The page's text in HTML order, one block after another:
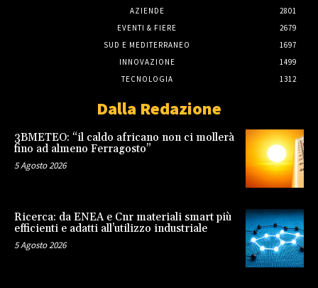
AZIENDE
2801
EVENTI & FIERE
2679
SUD E MEDITERRANEO
1697
INNOVAZIONE
1499
TECNOLOGIA
1312
Dalla Redazione
3BMETEO: “il caldo africano non ci mollerà
fino ad almeno Ferragosto”
5 Agosto 2026
Ricerca: da ENEA e Cnr materiali smart più
efficienti e adatti all’utilizzo industriale
5 Agosto 2026